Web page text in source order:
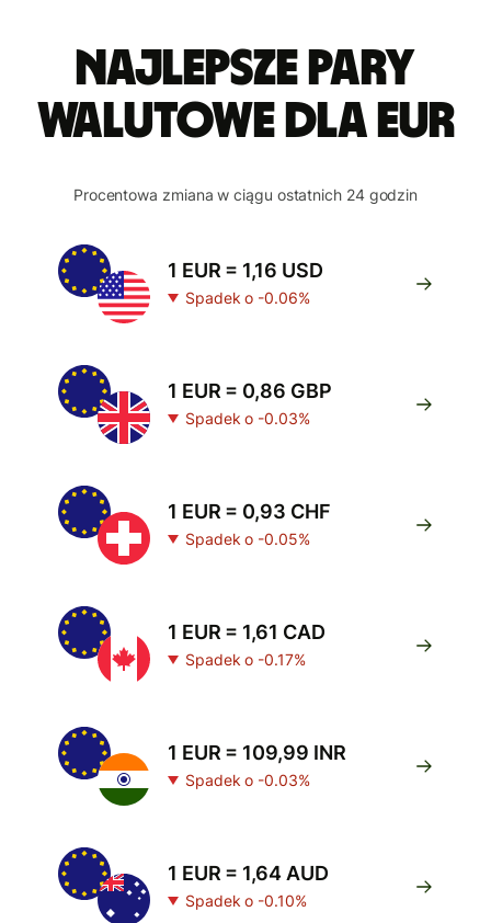
Najlepsze pary
walutowe dla EUR
Procentowa zmiana w ciągu ostatnich 24 godzin
1 EUR = 1,16 USD
Spadek o -0.06%
1 EUR = 0,86 GBP
Spadek o -0.03%
1 EUR = 0,93 CHF
Spadek o -0.05%
1 EUR = 1,61 CAD
Spadek o -0.17%
1 EUR = 109,99 INR
Spadek o -0.03%
1 EUR = 1,64 AUD
Spadek o -0.10%